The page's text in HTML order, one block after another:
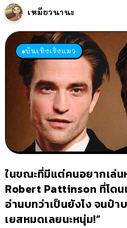
เหมียวนานะ
บันเทิงเริงแมว
ในขณะที่มีแต่คนอยากเล่
Robert Pattinson ที่โดน
อ่านบทว่าเป็นยังไง จนป๋า
เยสหมดเลยนะหนุ่ม!”